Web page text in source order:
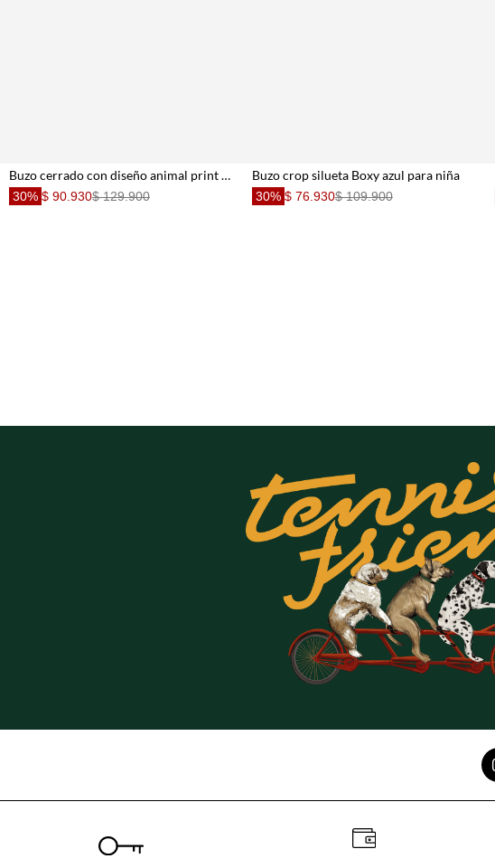
Buzo cerrado con diseño animal print para niña
30% $ 90.930$ 129.900
Buzo crop silueta Boxy azul para niña
30% $ 76.930$ 109.900